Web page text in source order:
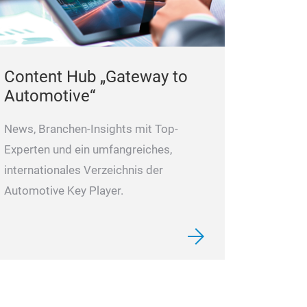
Content Hub „Gateway to
Automotive“
News, Branchen-Insights mit Top-
Experten und ein umfangreiches,
internationales Verzeichnis der
Automotive Key Player.